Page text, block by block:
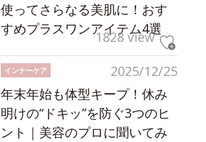
使ってさらなる美肌に！おす
すめプラスワンアイテム4選
1828 view
2025/12/25
インナーケア
年末年始も体型キープ！休み
明けの“ドキッ”を防ぐ3つのヒ
ント｜美容のプロに聞いてみ